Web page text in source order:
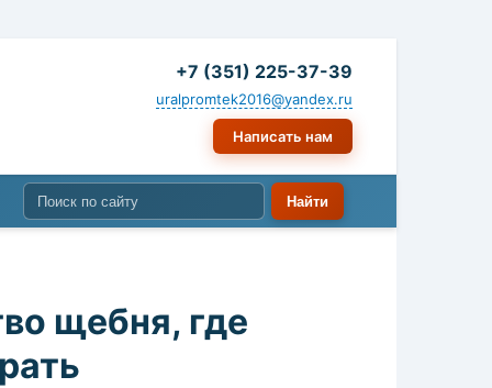
+7 (351) 225-37-39
uralpromtek2016@yandex.ru
Написать нам
щебня, где